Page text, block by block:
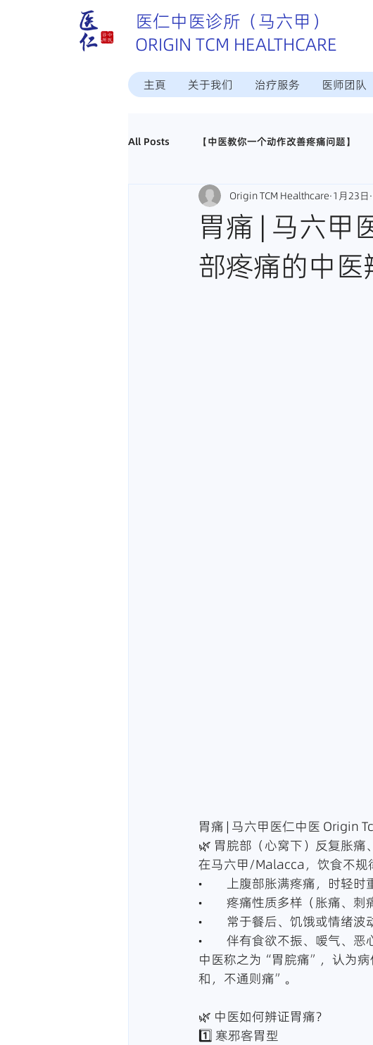
医仁中医诊所（马六甲）
ORIGIN TCM HEALTHCARE
主頁 关于我们 治疗服务 医师团队
All Posts 【中医教你一个动作改善疼痛问题】
这个病中医怎样治？ 中医调理治疗
真实好评分享 招聘马六甲中医师
胃痛 | 马六甲
部疼痛的中医
Origin TCM Healthcare 1月23日
胃痛 | 马六甲医仁中医 Origin
🌿 胃脘部（心窝下）反复胀痛
在马六甲/Malacca，饮食不规
•	上腹部胀满疼痛，时轻时
•	疼痛性质多样（胀痛、
•	常于餐后、饥饿或情绪
•	伴有食欲不振、嗳气、恶
中医称之为“胃脘痛”，认为
和，不通则痛”。
🌿 中医如何辨证胃痛？
1️⃣ 寒邪客胃型